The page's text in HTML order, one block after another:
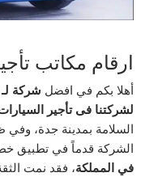
ارقام مكاتب
أهلا بكم في افضل شركة
لشركتنا فى تأجير
السلامة بمدينة جدة،
الشركة قدماً في تطبيق
في المملكة، فقد نمت